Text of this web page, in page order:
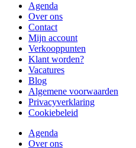
Agenda
Over ons
Contact
Mijn account
Verkooppunten
Klant worden?
Vacatures
Blog
Algemene voorwaarden
Privacyverklaring
Cookiebeleid
Agenda
Over ons